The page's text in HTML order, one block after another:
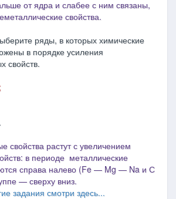
от ядра и слабее с ним связаны,
свойства.
ряды, в которых химические
в порядке усиления
свойств.
свойства растут с увеличением
в периоде металлические
справа налево (Fe — Mg — Na и С
— сверху вниз.
задания смотри здесь...